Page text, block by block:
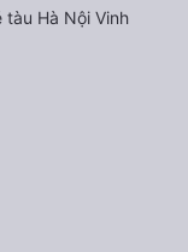
tàu Hà Nội Vinh